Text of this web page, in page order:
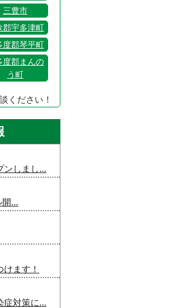
三豊市
郡宇多津町
度郡琴平町
度郡まんの
う町
ください！
ンしまし...
開...
ます！
症対策に...